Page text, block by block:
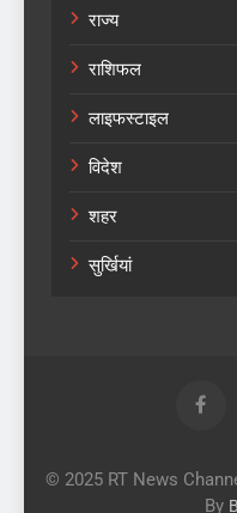
राज्य
राशिफल
लाइफस्टाइल
विदेश
शहर
सुर्खियां
© 2025 RT News
By